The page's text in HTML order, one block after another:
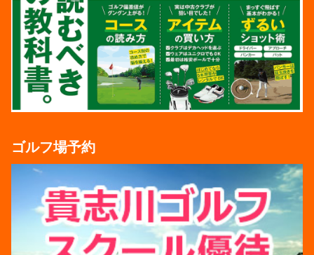
ゴルフ場予約